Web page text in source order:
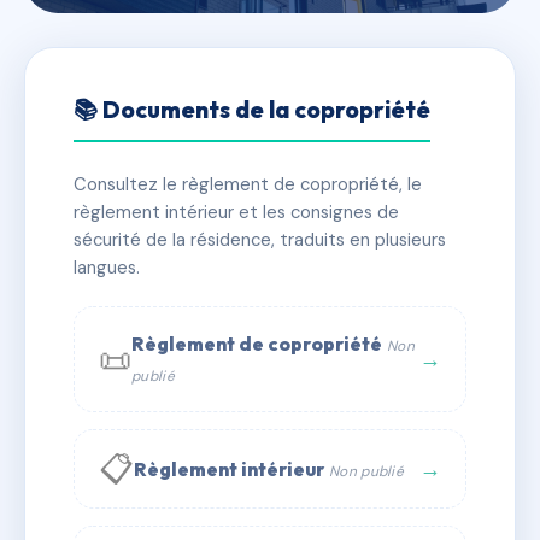
5 à 9 Place Brossers
✓ Immatriculée 🏠 10 lots 🏗 1 bâtiment(s)
📞 Contacter Syndic Digital
📚 Documents de la copropriété
Consultez le règlement de copropriété, le
règlement intérieur et les consignes de
sécurité de la résidence, traduits en plusieurs
langues.
📜Règlement de copropriété Non
publié
→
📋Règlement intérieur Non publié →